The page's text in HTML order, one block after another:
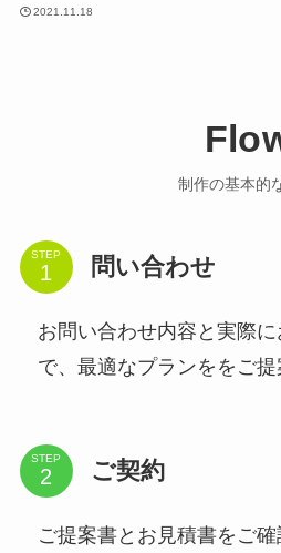
2021.11.18
制作の基本的
STEP 問い合わせ
お問い合わせ内容と実際
で、最適なプランををご提
STEP ご契約
ご提案書とお見積書をご